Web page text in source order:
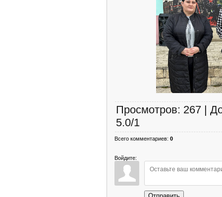
Просмотров: 267 |
5.0/1
Всего комментариев: 0
Войдите: